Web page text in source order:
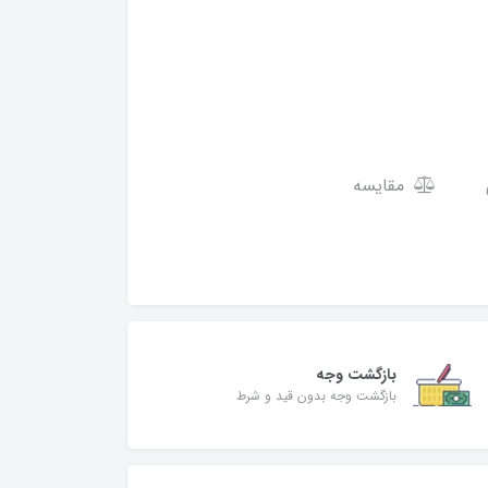
مقایسه
بازگشت وجه
بازگشت وجه بدون قید و شرط